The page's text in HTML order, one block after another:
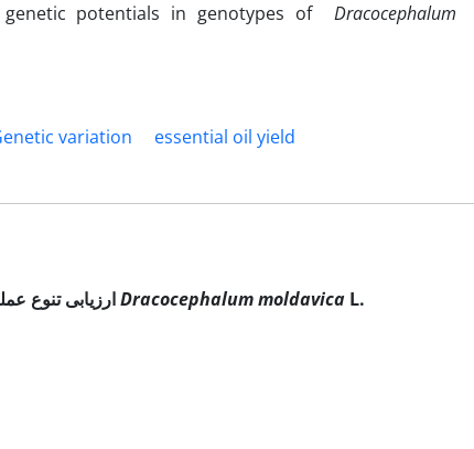
potentials in genotypes of Dracocephalum
variation
essential oil yield
Dracocephalum moldavica L.